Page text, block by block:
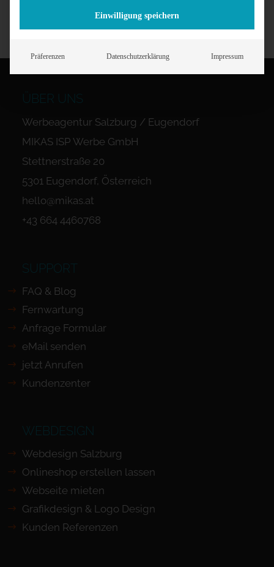
ÜBER UNS
Werbeagentur Salzburg / Eugendorf
MIKAS ISP Werbe GmbH
Stettnerstraße 20
5301 Eugendorf, Österreich
hello@mikas.at
+43 664 4460768
SUPPORT
FAQ & Blog
Fernwartung
Anfrage Formular
eMail senden
jetzt Anrufen
Kundenzenter
WEBDESIGN
Webdesign Salzburg
Onlineshop erstellen lassen
Webseite mieten
Grafikdesign & Logo Design
Kunden Referenzen
Einwilligung speichern
Präferenzen Datenschutzerklärung Impressum